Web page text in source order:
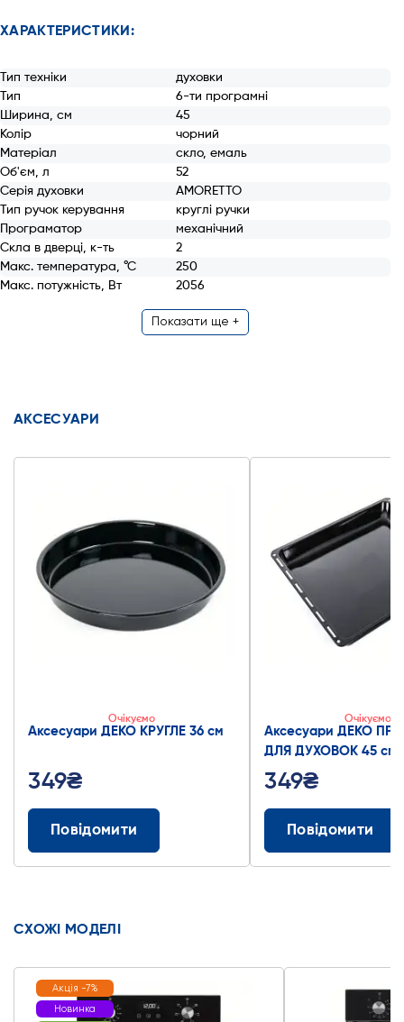
ХАРАКТЕРИСТИКИ:
Тип техніки
духовки
Тип
6-ти програмні
Ширина, см
45
Колір
чорний
Матеріал
скло, емаль
Об'єм, л
52
Серія духовки
AMORETTO
Тип ручок керування
круглі ручки
Програматор
механічний
Скла в дверці, к-ть
2
Макс. температура, °С
250
Макс. потужність, Вт
2056
Показати ще +
АКСЕСУАРИ
Очікуємо
Аксесуари ДЕКО КРУГЛЕ 36 см
349₴
Повідомити
Очікуємо
Аксесуари ДЕКО
ДЛЯ ДУХОВОК 45 см
349₴
Повідомити
СХОЖІ МОДЕЛІ
Акція -7%
Новинка